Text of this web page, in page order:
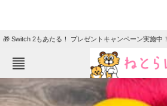
🎁 Switch 2もあたる！ プレゼントキャンペーン実施中！
ねとらぼメニュー
TOP ニュース